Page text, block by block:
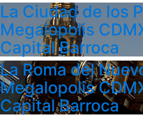
La Ciudad de los
Megalopolis
Capital Barroca
La Roma del
Megalopolis
Capital Barroca